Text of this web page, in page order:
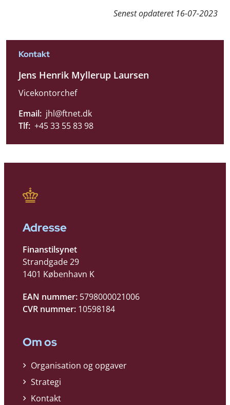
Senest opdateret 16-07-2023
Kontakt
Jens Henrik Myllerup Laursen
Vicekontorchef
Email: jhl@ftnet.dk
Tlf: +45 33 55 83 98
Adresse
Finanstilsynet
Strandgade 29
1401 København K
EAN nummer: 5798000021006
CVR nummer: 10598184
Om os
Organisation og opgaver
Strategi
Kontakt